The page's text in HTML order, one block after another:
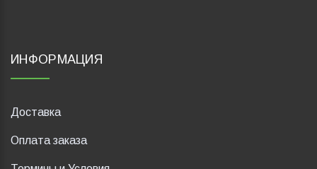
ИНФОРМАЦИЯ
Доставка
Оплата заказа